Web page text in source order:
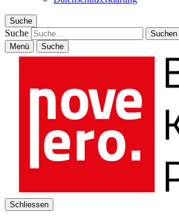
Suche
Suche
Menü Suche
Schliessen